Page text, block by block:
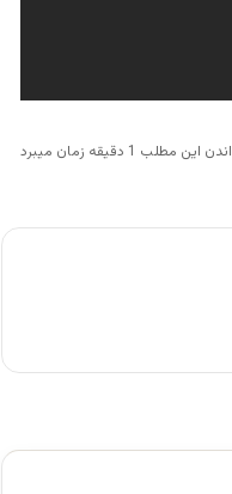
این مطلب 1 دقیقه زمان میبرد